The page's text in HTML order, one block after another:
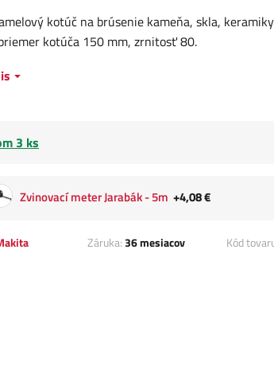
kotúč na brúsenie kameňa, skla,
kotúča 150 mm, zrnitosť 80.
3 ks
Zvinovací meter Jarabák - 5m +4,08 €
Záruka:36 mesiacov Kód